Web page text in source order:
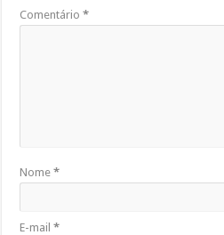
Comentário*
Nome*
E-mail*